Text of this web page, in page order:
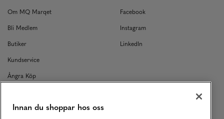
Om MQ Marqet
Bli Medlem
Butiker
Kundservice
Ångra Köp
Returer
Facebook
Instagram
LinkedIn
Innan du shoppar hos oss